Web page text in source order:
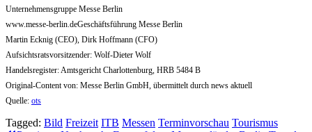
Unternehmensgruppe Messe Berlin
www.messe-berlin.deGeschäftsführung Messe Berlin
Martin Ecknig (CEO), Dirk Hoffmann (CFO)
Aufsichtsratsvorsitzender: Wolf-Dieter Wolf
Handelsregister: Amtsgericht Charlottenburg, HRB 5484 B
Original-Content von: Messe Berlin GmbH, übermittelt durch news aktuell
Quelle: ots
Tagged: Bild Freizeit ITB Messen Terminvorschau Tourismus